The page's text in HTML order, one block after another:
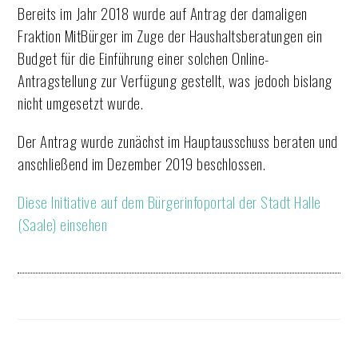
Bereits im Jahr 2018 wurde auf Antrag der damaligen
Fraktion MitBürger im Zuge der Haushaltsberatungen ein
Budget für die Einführung einer solchen Online-
Antragstellung zur Verfügung gestellt, was jedoch bislang
nicht umgesetzt wurde.
Der Antrag wurde zunächst im Hauptausschuss beraten und
anschließend im Dezember 2019 beschlossen.
Diese Initiative auf dem Bürgerinfoportal der Stadt Halle
(Saale) einsehen